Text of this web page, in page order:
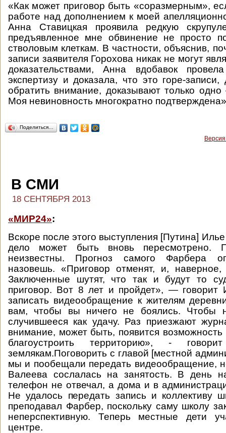
«Как может приговор быть «соразмерным»,
работе над дополнением к моей
Анна Ставицкая проявила редкую
предъявленное мне обвинение не просто
стволовым клеткам. В частности, объяснив,
записи заявителя Горохова никак не могут
доказательствами, Анна вдобавок провела
экспертизу и доказала, что это горе-
обратить внимание, доказывают только
Моя невиновность многократно
Поделиться…
В СМИ
18 СЕНТЯБРЯ 2013
«МИР24»:
Вскоре после этого выступления [Путина]
дело может быть вновь пересмотрено.
неизвестны. Прогноз самого Фарбера
назовешь. «Приговор отменят, и,
Заключенные шутят, что так и будут то
приговор. Вот 8 лет и пройдет», — говорит
записать видеообращение к жителям
вам, чтобы вы ничего не боялись. Чтобы
случившееся как удачу. Раз приезжают
внимание, может быть, появится возможность
благоустроить территорию», -
землякам.Поговорить с главой [местной
мы и пообещали передать видеообращение,
Валеева сослалась на занятость. В день
телефон не отвечал, а дома и в
Не удалось передать запись и коллективу
преподавал Фарбер, поскольку саму школу
неперспективную. Теперь местные дети
центре.